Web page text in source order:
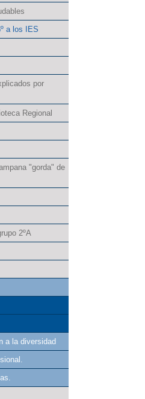
a los IES
por
Regional
"gorda" de
2ºA
a la diversidad